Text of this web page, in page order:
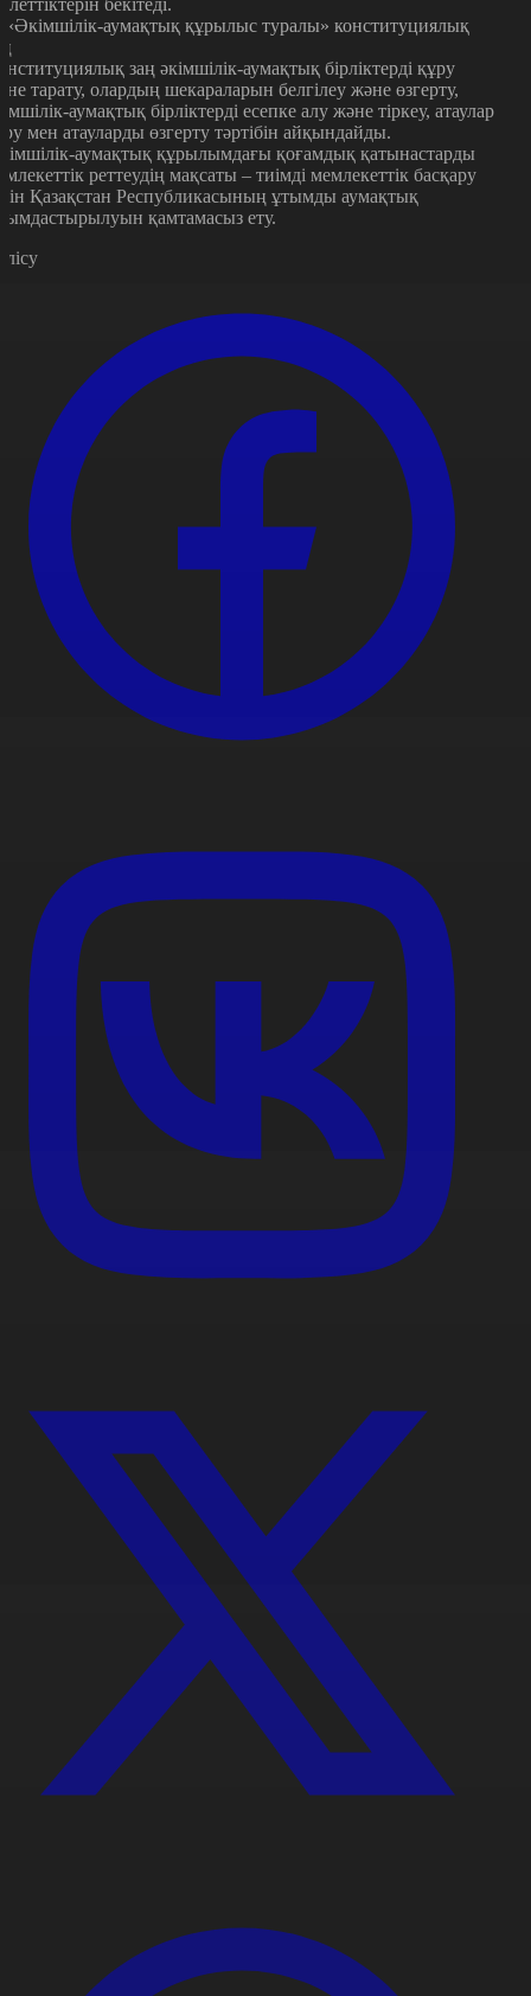
«Әкімшілік-аумақтық құрылыс туралы» конституциялық
заң әкімшілік-аумақтық бірліктерді құру
тарату, олардың шекараларын белгілеу және өзгерту,
аумақтық бірліктерді есепке алу және тіркеу, атаулар
мен атауларды өзгерту тәртібін айқындайды.
аумақтық құрылымдағы қоғамдық қатынастарды
реттеудің мақсаты – тиімді мемлекеттік басқару
Қазақстан Республикасының ұтымды аумақтық
қамтамасыз ету.